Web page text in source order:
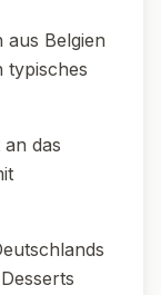
Belgien
typisches
das